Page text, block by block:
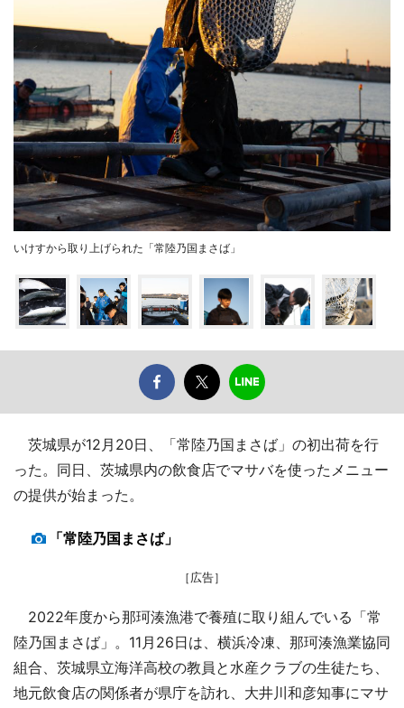
いけすから取り上げられた「常陸乃国まさば」
茨城県が12月20日、「常陸乃国まさば」の初出荷を行
った。同日、茨城県内の飲食店でマサバを使ったメニュー
の提供が始まった。
「常陸乃国まさば」
［広告］
2022年度から那珂湊漁港で養殖に取り組んでいる「常
陸乃国まさば」。11月26日は、横浜冷凍、那珂湊漁業協同
組合、茨城県立海洋高校の教員と水産クラブの生徒たち、
地元飲食店の関係者が県庁を訪れ、大井川和彦知事にマサ